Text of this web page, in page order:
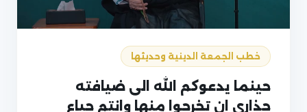
خطب الجمعة الدينية وحديثها
حينما يدعوكم الله الى ضيافته
حذاري ان تخرجوا منها وانتم جياع